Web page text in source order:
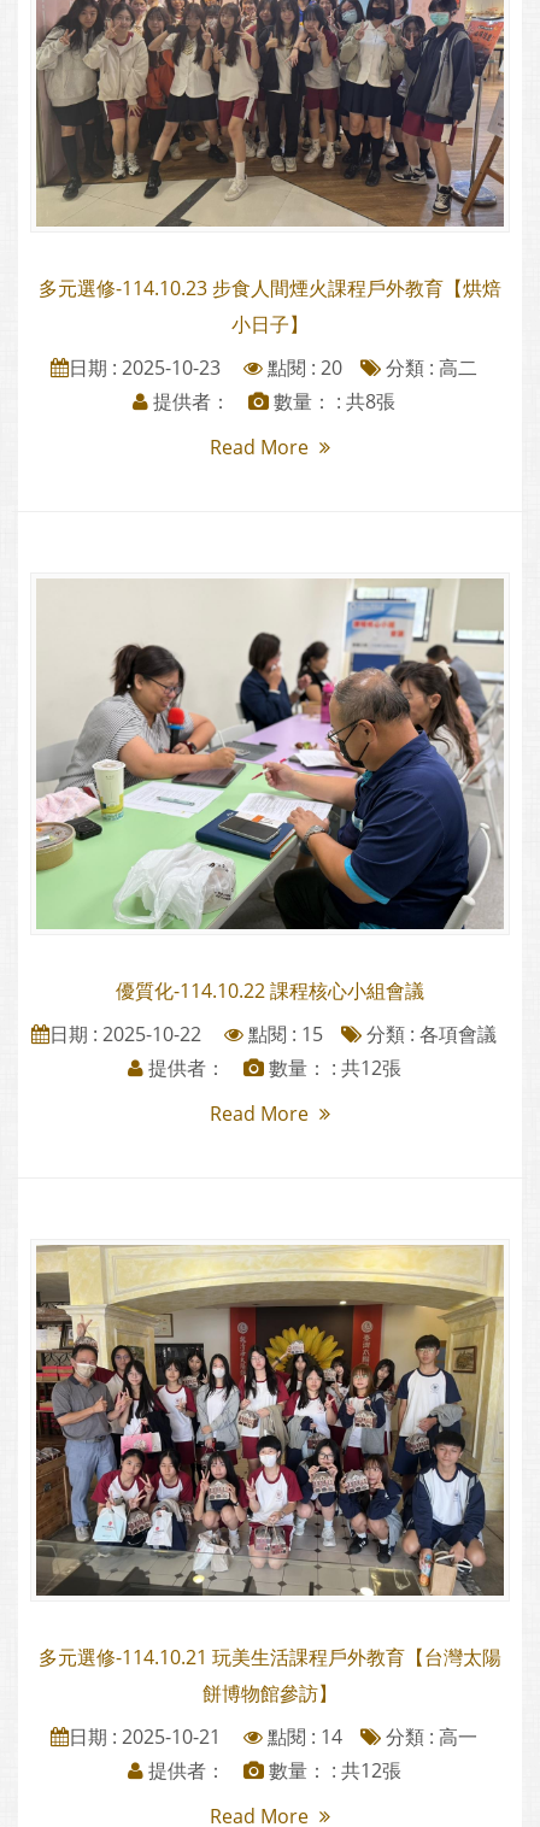
多元選修-114.10.23 步食人間煙火課程戶外教育【烘焙
小日子】
日期 : 2025-10-23
點閱 : 20 分類 : 高二
提供者：
數量： : 共8張
Read More
優質化-114.10.22 課程核心小組會議
日期 : 2025-10-22
點閱 : 15 分類 : 各項會議
提供者：
數量： : 共12張
Read More
多元選修-114.10.21 玩美生活課程戶外教育【台灣太陽
餅博物館參訪】
日期 : 2025-10-21
點閱 : 14 分類 : 高一
提供者：
數量： : 共12張
Read More